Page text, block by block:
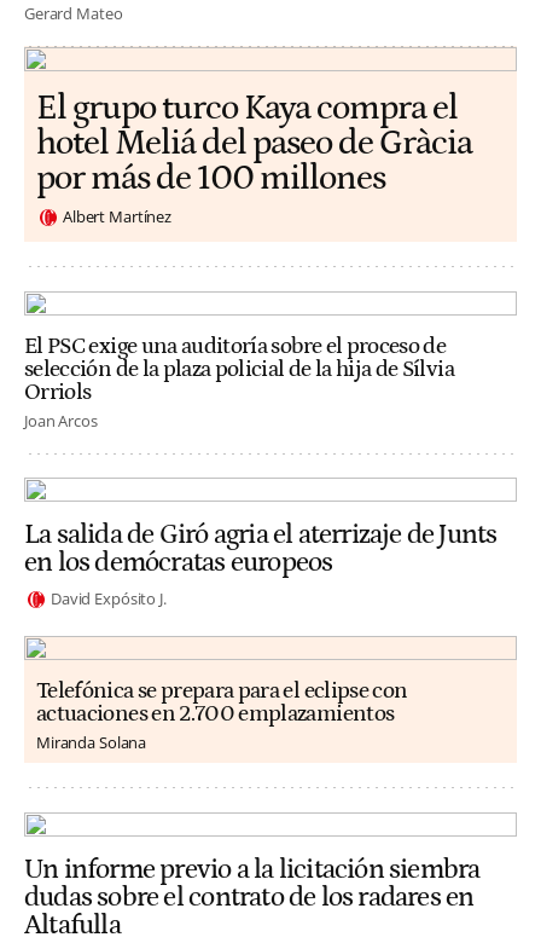
Gerard Mateo
El grupo turco Kaya compra el
hotel Meliá del paseo de Gràcia
por más de 100 millones
Albert Martínez
El PSC exige una auditoría sobre el proceso de
selección de la plaza policial de la hija de Sílvia
Orriols
Joan Arcos
La salida de Giró agria el aterrizaje de Junts
en los demócratas europeos
David Expósito J.
Telefónica se prepara para el eclipse con
actuaciones en 2.700 emplazamientos
Miranda Solana
Un informe previo a la licitación siembra
dudas sobre el contrato de los radares en
Altafulla